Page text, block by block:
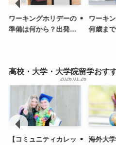
ワーキングホリデーの
準備は何から？出発ま
ワーキ
何歳ま
高校・大学・大学院留学おす
【コミュニティカレッ
海外大
2026.01.26